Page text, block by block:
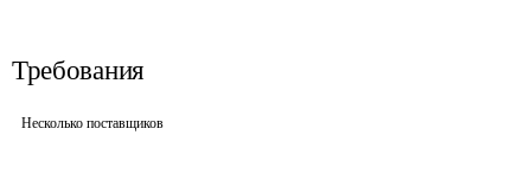
Требования
Несколько поставщиков